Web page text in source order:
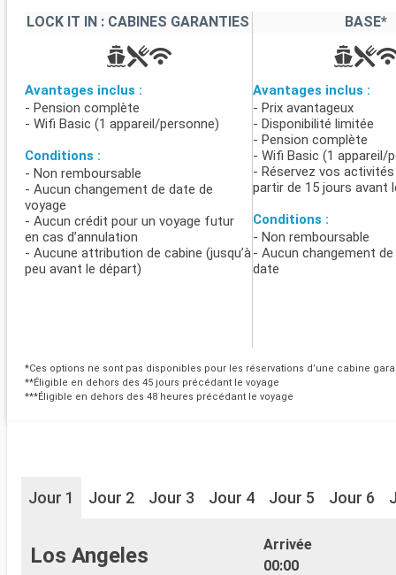
LOCK IT IN : CABINES GARANTIES
Avantages inclus :
- Pension complète
- Wifi Basic (1 appareil/personne)
Conditions :
- Non remboursable
- Aucun changement de date de
voyage
- Aucun crédit pour un voyage futur
en cas d’annulation
- Aucune attribution de cabine (jusqu’à
peu avant le départ)
BASE*
Avantages inclus :
- Prix avantageux
- Disponibilité limitée
- Pension complète
- Wifi Basic (1 appareil/
- Réservez vos
partir de 15 jours avant
Conditions :
- Non remboursable
- Aucun changement
date
*Ces options ne sont pas disponibles pour les réservations d’une cabine
**Éligible en dehors des 45 jours précédant le voyage
***Éligible en dehors des 48 heures précédant le voyage
Jour 1 Jour 2 Jour 3 Jour 4 Jour 5 Jour 6
Los Angeles
Arrivée
00:00